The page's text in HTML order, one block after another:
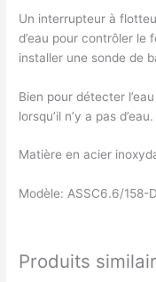
Un interrupteur à
d’eau pour contrôler le
installer une sonde de
Bien pour détecter
lorsqu’il n’y a pas d’eau.
Matière en acier
Modèle: ASSC6.6/158-
Produits